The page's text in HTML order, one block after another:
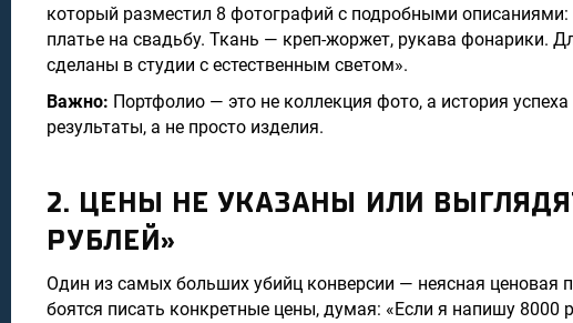
который разместил 8 фотографий с подробными описаниями:
платье на свадьбу. Ткань — креп-жоржет, рукава фонарики.
сделаны в студии с естественным светом».
Важно: Портфолио — это не коллекция фото, а история
результаты, а не просто изделия.
2. ЦЕНЫ НЕ УКАЗАНЫ ИЛИ
РУБЛЕЙ»
Один из самых больших убийц конверсии — неясная ценовая
боятся писать конкретные цены, думая: «Если я напишу 8000